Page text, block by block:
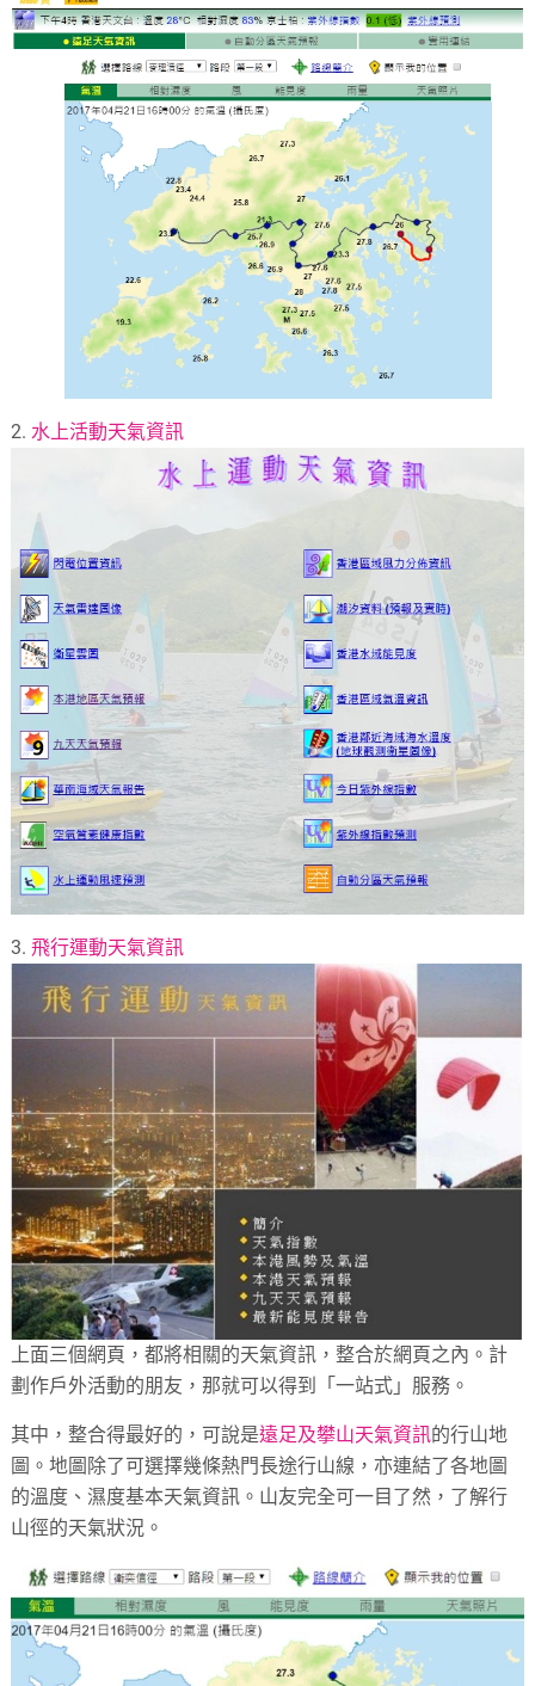
2.水上活動天氣資訊
3.飛行運動天氣資訊
上面三個網頁，都將相關的天氣資訊，整合於網頁之內。計
劃作戶外活動的朋友，那就可以得到「一站式」服務。
其中，整合得最好的，可說是遠足及攀山天氣資訊的行山地
圖。地圖除了可選擇幾條熱門長途行山線，亦連結了各地圖
的溫度、濕度基本天氣資訊。山友完全可一目了然，了解行
山徑的天氣狀況。